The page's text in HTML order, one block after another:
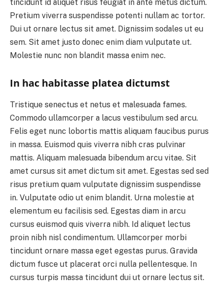
tincidunt id aliquet risus feugiat in ante metus dictum.
Pretium viverra suspendisse potenti nullam ac tortor.
Dui ut ornare lectus sit amet. Dignissim sodales ut eu
sem. Sit amet justo donec enim diam vulputate ut.
Molestie nunc non blandit massa enim nec.
In hac habitasse platea dictumst
Tristique senectus et netus et malesuada fames.
Commodo ullamcorper a lacus vestibulum sed arcu.
Felis eget nunc lobortis mattis aliquam faucibus purus
in massa. Euismod quis viverra nibh cras pulvinar
mattis. Aliquam malesuada bibendum arcu vitae. Sit
amet cursus sit amet dictum sit amet. Egestas sed sed
risus pretium quam vulputate dignissim suspendisse
in. Vulputate odio ut enim blandit. Urna molestie at
elementum eu facilisis sed. Egestas diam in arcu
cursus euismod quis viverra nibh. Id aliquet lectus
proin nibh nisl condimentum. Ullamcorper morbi
tincidunt ornare massa eget egestas purus. Gravida
dictum fusce ut placerat orci nulla pellentesque. In
cursus turpis massa tincidunt dui ut ornare lectus sit.